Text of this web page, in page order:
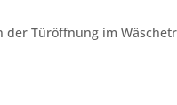
Türöffnung im